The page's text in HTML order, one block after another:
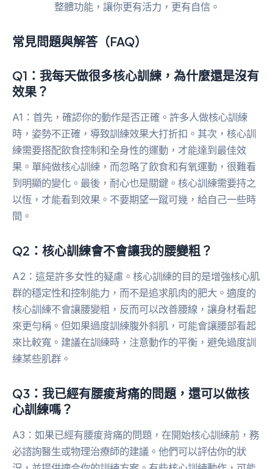
整體功能，讓你更有活力，更有自信。
常見問題與解答（FAQ）
Q1：我每天做很多核心訓練，為什麼還是沒有
效果？
A1：首先，確認你的動作是否正確。許多人做核心訓練
時，姿勢不正確，導致訓練效果大打折扣。其次，核心訓
練需要搭配飲食控制和全身性的運動，才能達到最佳效
果。單純做核心訓練，而忽略了飲食和有氧運動，很難看
到明顯的變化。最後，耐心也是關鍵。核心訓練需要持之
以恆，才能看到效果。不要期望一蹴可幾，給自己一些時
間。
Q2：核心訓練會不會讓我的腰變粗？
A2：這是許多女性的疑慮。核心訓練的目的是增強核心肌
群的穩定性和控制能力，而不是追求肌肉的肥大。適度的
核心訓練不會讓腰變粗，反而可以改善腰線，讓身材看起
來更勻稱。但如果過度訓練腹外斜肌，可能會讓腰部看起
來比較寬。建議在訓練時，注意動作的平衡，避免過度訓
練某些肌群。
Q3：我已經有腰痠背痛的問題，還可以做核
心訓練嗎？
A3：如果已經有腰痠背痛的問題，在開始核心訓練前，務
必諮詢醫生或物理治療師的建議。他們可以評估你的狀